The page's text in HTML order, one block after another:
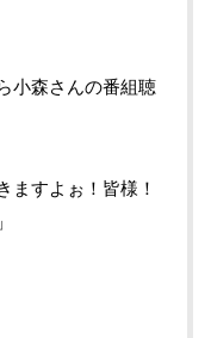
小森さんの番組聴
すよぉ！皆様！